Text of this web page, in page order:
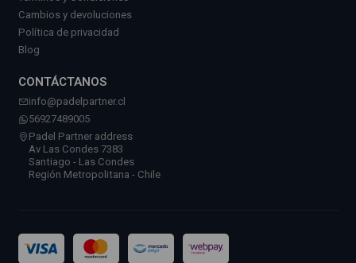
Cambios y devoluciones
Política de privacidad
Blog
CONTÁCTANOS
info@padelpartner.cl
56927489005
Padel Partner address
Av Las Condes 7383
Santiago - Las Condes
Región Metropolitana - Chile